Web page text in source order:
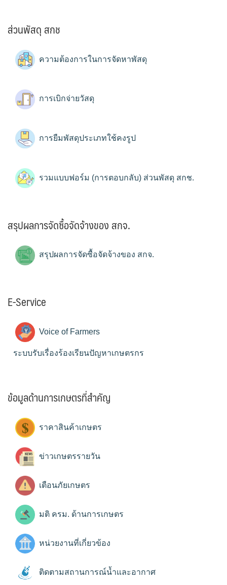
ส่วนพัสดุ สกช
ความต้องการในการจัดหาพัสดุ
การเบิกจ่ายวัสดุ
การยืมพัสดุประเภทใช้คงรูป
รวมแบบฟอร์ม (การตอบกลับ) ส่วนพัสดุ สกช.
สรุปผลการจัดซื้อจัดจ้างของ สกจ.
สรุปผลการจัดซื้อจัดจ้างของ สกจ.
E-Service
Voice of Farmers
ระบบรับเรื่องร้องเรียนปัญหาเกษตรกร
ข้อมูลด้านการเกษตรที่สำคัญ
ราคาสินค้าเกษตร
ข่าวเกษตรรายวัน
เตือนภัยเกษตร
มติ ครม. ด้านการเกษตร
หน่วยงานที่เกี่ยวข้อง
ติดตามสถานการณ์น้ำและอากาศ